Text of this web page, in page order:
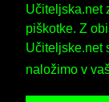
Učiteljska.net
piškotke. Z
Učiteljske.net
naložimo v